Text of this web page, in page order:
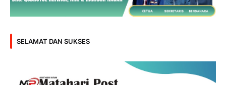
SELAMAT DAN SUKSES